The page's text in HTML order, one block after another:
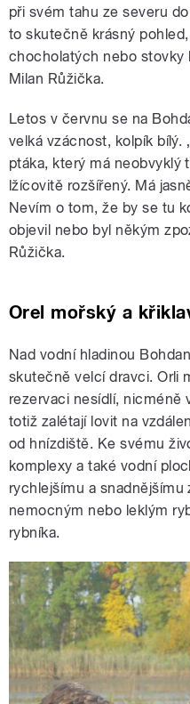
při svém tahu ze severu
to skutečně krásný
chocholatých nebo stovky
Milan Růžička.
Letos v červnu se na
velká vzácnost, kolpík bílý.
ptáka, který má neobvyklý
lžícovitě rozšířený. Má
Nevím o tom, že by se tu
objevil nebo byl někým
Růžička.
Orel mořský a
Nad vodní hladinou
skutečně velcí dravci. Orli
rezervaci nesídlí, nicméně
totiž zalétají lovit na
od hnízdiště. Ke svému
komplexy a také vodní
rychlejšímu a snadnějšímu
nemocným nebo leklým
rybníka.